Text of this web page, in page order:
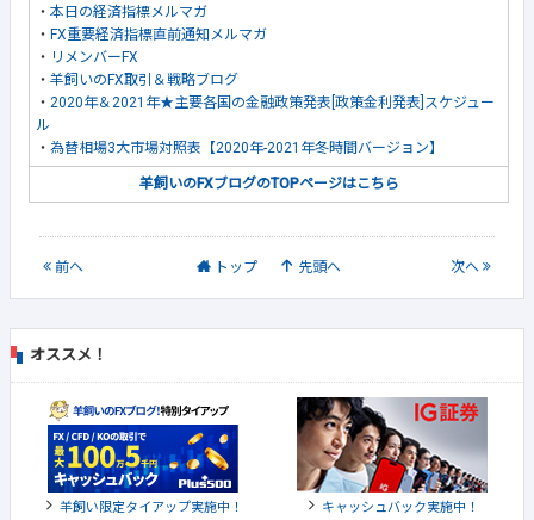
・ 本日の経済指標メルマガ
・ FX重要経済指標直前通知メルマガ
・ リメンバーFX
・ 羊飼いのFX取引＆戦略ブログ
・ 2020年＆2021年★主要各国の金融政策発表[政策金利発表]スケジュー
ル
・ 為替相場3大市場対照表【2020年-2021年冬時間バージョン】
羊飼いのFXブログのTOPページはこちら
前へ トップ 先頭へ 次へ
オススメ！
羊飼い限定タイアップ実施中！ キャッシュバック実施中！